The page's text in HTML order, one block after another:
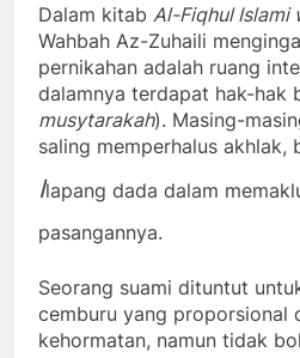
Dalam kitab Al-Fiqhul Islami
Wahbah Az-Zuhaili
pernikahan adalah ruang
dalamnya terdapat hak-hak
musytarakah). Masing-
saling memperhalus akhlak,
اlapang dada dalam
pasangannya.
Seorang suami dituntut
cemburu yang proporsional
kehormatan, namun tidak